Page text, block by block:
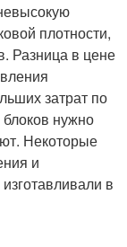
плотности,
Разница в цене
затрат по
нужно
Некоторые
и
в